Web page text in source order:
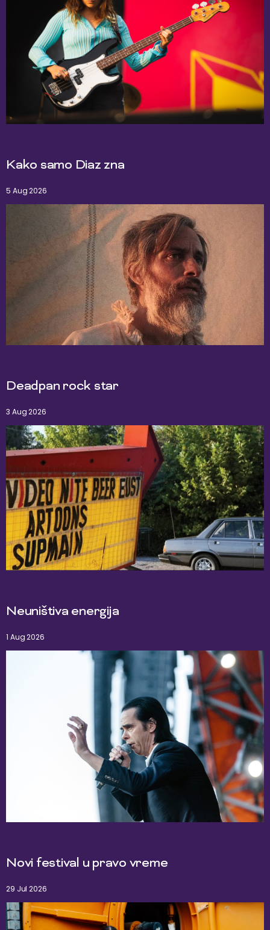
Kako samo Diaz zna
5 Aug 2026
Deadpan rock star
3 Aug 2026
Neuništiva energija
1 Aug 2026
Novi festival u pravo vreme
29 Jul 2026